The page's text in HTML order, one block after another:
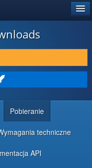
Pobieranie
techniczne
API